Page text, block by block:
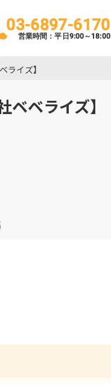
03-6897-6170
営業時間：平日9:00～18:00
ライズ】
ベライズ】